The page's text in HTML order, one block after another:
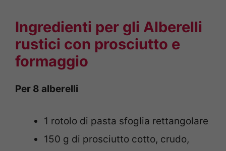
Ingredienti per gli Alberelli
rustici con prosciutto e
formaggio
Per 8 alberelli
1 rotolo di pasta sfoglia rettangolare
150 g di prosciutto cotto, crudo,